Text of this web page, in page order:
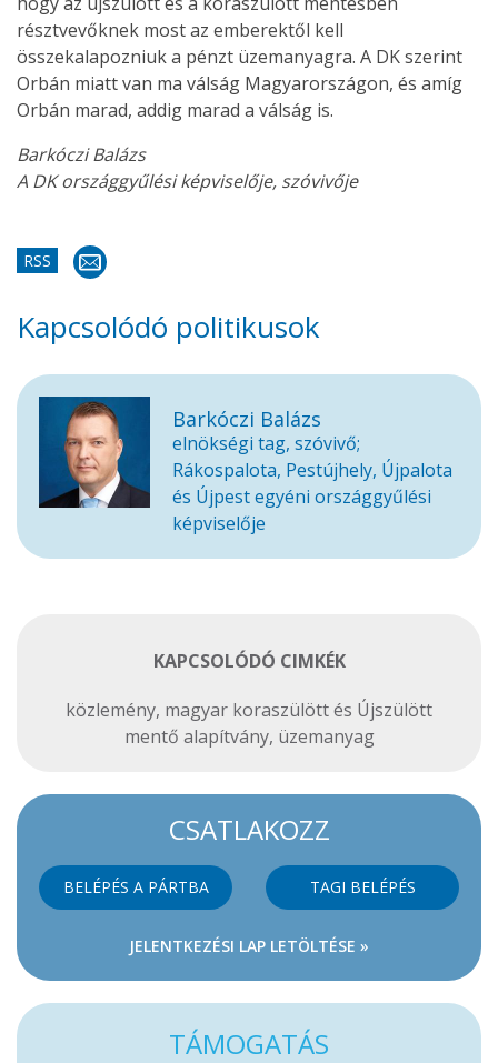
résztvevőknek most az emberektől kell
összekalapozniuk a pénzt üzemanyagra. A DK szerint
Orbán miatt van ma válság Magyarországon, és amíg
Orbán marad, addig marad a válság is.
Barkóczi Balázs
A DK országgyűlési képviselője, szóvivője
RSS
Kapcsolódó politikusok
Barkóczi Balázs
elnökségi tag, szóvivő;
Rákospalota, Pestújhely, Újpalota
és Újpest egyéni országgyűlési
képviselője
KAPCSOLÓDÓ CIMKÉK
közlemény, magyar koraszülött és Újszülött
mentő alapítvány, üzemanyag
CSATLAKOZZ
BELÉPÉS A PÁRTBA TAGI BELÉPÉS
JELENTKEZÉSI LAP LETÖLTÉSE »
TÁMOGATÁS